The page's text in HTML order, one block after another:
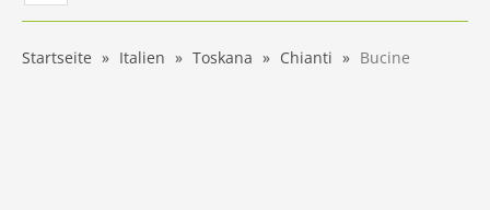
Startseite Italien Toskana Chianti Bucine